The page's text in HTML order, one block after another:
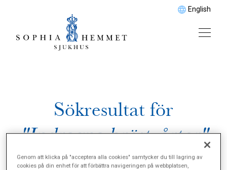
English
Sökresultat för
"Indragna bröstvårtor"
Genom att klicka på "acceptera alla cookies" samtycker du till lagring av
cookies på din enhet för att förbättra navigeringen på webbplatsen,